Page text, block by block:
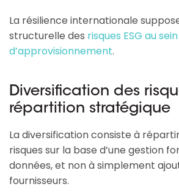
La résilience internationale
structurelle des risques ESG au
d’approvisionnement.
Diversification des
répartition stratégique
La diversification consiste à
risques sur la base d’une gestion
données, et non à simplement
fournisseurs.